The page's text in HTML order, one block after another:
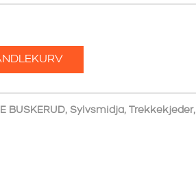
BUSKERUD, Sylvsmidja, Trekkekjeder,